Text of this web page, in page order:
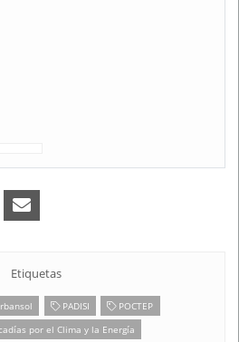
Etiquetas
PADISI
POCTEP
por el Clima y la Energía